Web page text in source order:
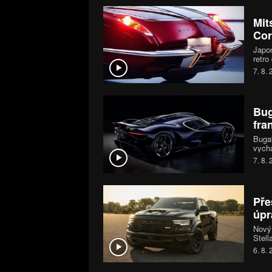
7. 8.
7. 8.
6. 8.